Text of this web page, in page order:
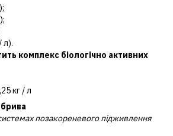
л).
комплекс біологічно активних
кг / л
позакореневого підживлення